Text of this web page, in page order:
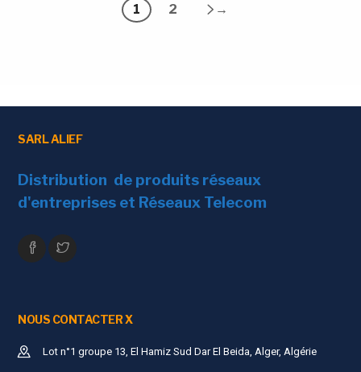
1 2 →
SARL ALIEF
Distribution de produits réseaux
d'entreprises et Réseaux Telecom
NOUS CONTACTER X
Lot n°1 groupe 13, El Hamiz Sud Dar El Beida, Alger, Algérie